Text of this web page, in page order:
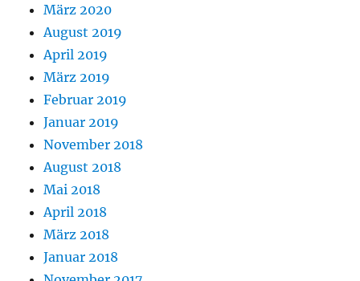
März 2020
August 2019
April 2019
März 2019
Februar 2019
Januar 2019
November 2018
August 2018
Mai 2018
April 2018
März 2018
Januar 2018